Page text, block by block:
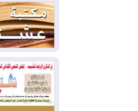
2026-08-03كوبا
وانهيار الشبكة
2026-08-03
بسبب الحرائق في
2026-08-02
الموظفين حتى
بطاقاتهم المصرفية